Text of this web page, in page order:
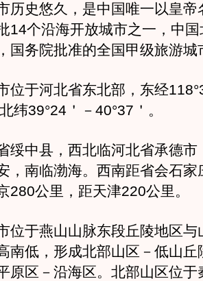
史悠久，是中国唯一以皇帝
14个沿海开放城市之一，中
国务院批准的全国甲级旅
于河北省东北部，东经
纬39°24＇－40°37＇。
绥中县，西北临河北省承德市
，南临渤海。西南距省会石家
280公里，距天津220公
于燕山山脉东段丘陵地区与
南低，形成北部山区－低山丘
原区－沿海区。北部山区位于